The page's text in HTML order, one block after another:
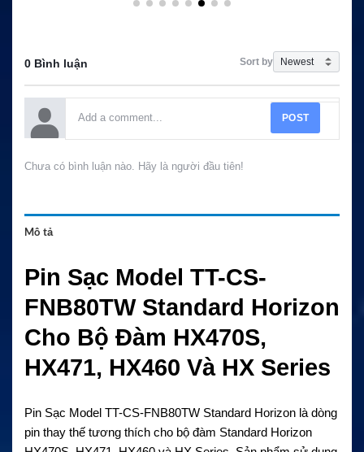
0 Bình luận Sort by
POST
Chưa có bình luận nào. Hãy là người đầu tiên!
Mô tả
Pin Sạc Model TT-CS-
FNB80TW Standard Horizon
Cho Bộ Đàm HX470S,
HX471, HX460 Và HX Series
Pin Sạc Model TT-CS-FNB80TW Standard Horizon là dòng
pin thay thế tương thích cho bộ đàm Standard Horizon